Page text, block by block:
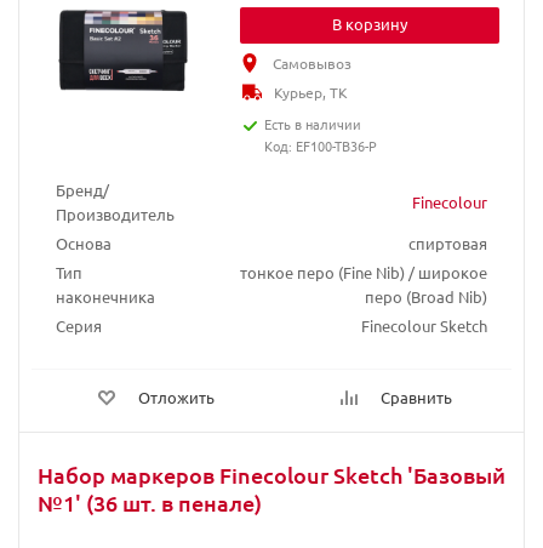
Бренд/
Производитель
Finecolour
Основа
спиртовая
Тип
наконечника
тонкое перо (Fine Nib) / широкое
перо (Broad Nib)
Серия
Finecolour Sketch
Отложить Сравнить
В корзину
Самовывоз
Курьер, ТК
Есть в наличии
Код: EF100-TB36-P
Набор маркеров Finecolour Sketch 'Базовый
№1' (36 шт. в пенале)